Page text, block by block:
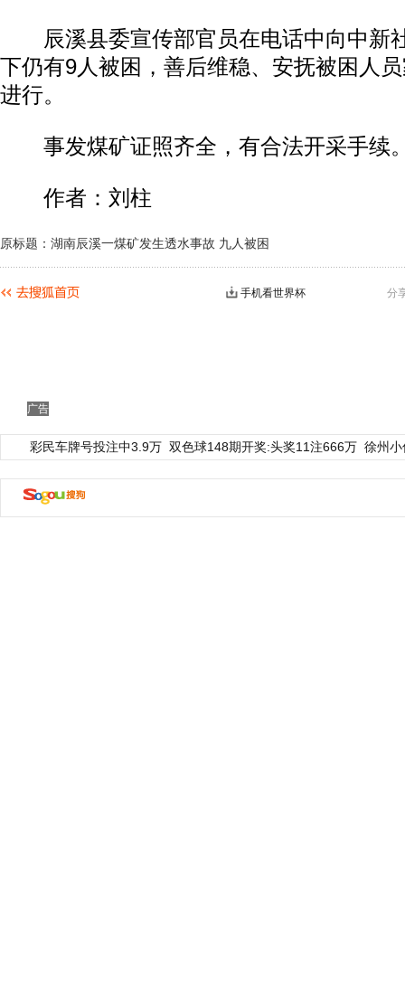
辰溪县委宣传部官员在电话中向中新
下仍有9人被困，善后维稳、安抚被困人
进行。
事发煤矿证照齐全，有合法开采手续
作者：刘柱
原标题：湖南辰溪一煤矿发生透水事故 九人被困
分
手机看世界杯
广告
彩民车牌号投注中3.9万 双色球148期开奖:头奖11注666万 徐州